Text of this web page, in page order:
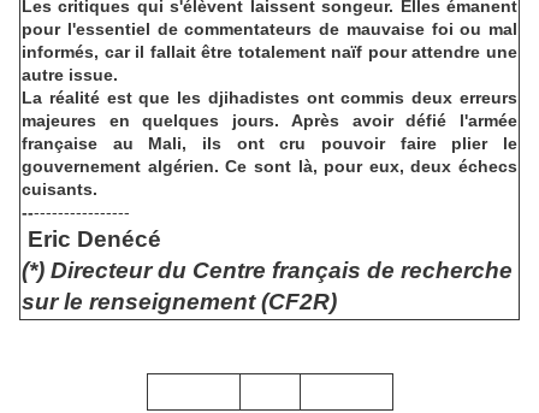
Les critiques qui s'élèvent laissent songeur. Elles émanent
pour l'essentiel de commentateurs de mauvaise foi ou mal
informés, car il fallait être totalement naïf pour attendre une
autre issue.
La réalité est que les djihadistes ont commis deux erreurs
majeures en quelques jours. Après avoir défié l'armée
française au Mali, ils ont cru pouvoir faire plier le
gouvernement algérien. Ce sont là, pour eux, deux échecs
cuisants.
------------------
Eric Denécé
(*) Directeur du Centre français de recherche
sur le renseignement (CF2R)